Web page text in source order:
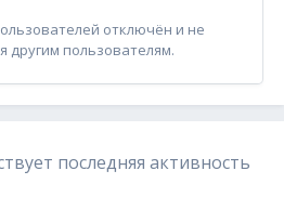
отключён и не
другим пользователям.
последняя активность